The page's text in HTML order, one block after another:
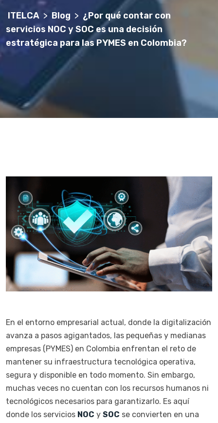
ITELCA > Blog > ¿Por qué contar con
servicios NOC y SOC es una decisión
estratégica para las PYMES en Colombia?
En el entorno empresarial actual, donde la digitalización
avanza a pasos agigantados, las pequeñas y medianas
empresas (PYMES) en Colombia enfrentan el reto de
mantener su infraestructura tecnológica operativa,
segura y disponible en todo momento. Sin embargo,
muchas veces no cuentan con los recursos humanos ni
tecnológicos necesarios para garantizarlo. Es aquí
donde los servicios NOC y SOC se convierten en una